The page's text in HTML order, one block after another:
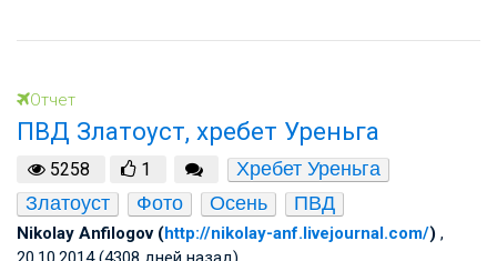
Отчет
ПВД Златоуст, хребет Уреньга
5258 1
Хребет Уреньга
Златоуст
Фото Осень ПВД
Nikolay Anfilogov (http://nikolay-anf.livejournal.com/) ,